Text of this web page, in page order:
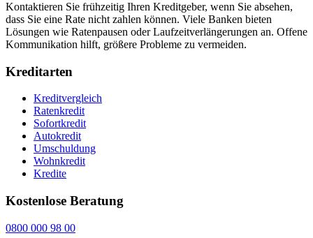
Kontaktieren Sie frühzeitig Ihren Kreditgeber, wenn Sie absehen,
dass Sie eine Rate nicht zahlen können. Viele Banken bieten
Lösungen wie Ratenpausen oder Laufzeitverlängerungen an. Offene
Kommunikation hilft, größere Probleme zu vermeiden.
Kreditarten
Kreditvergleich
Ratenkredit
Sofortkredit
Autokredit
Umschuldung
Wohnkredit
Kredite
Kostenlose Beratung
0800 000 98 00